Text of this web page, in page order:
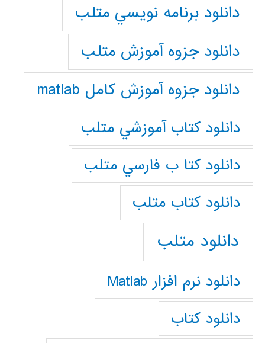
دانلود برنامه نويسي متلب
دانلود جزوه آموزش متلب
دانلود جزوه آموزش کامل matlab
دانلود كتاب آموزشي متلب
دانلود كتا ب فارسي متلب
دانلود كتاب متلب
دانلود متلب
دانلود نرم افزار Matlab
دانلود کتاب